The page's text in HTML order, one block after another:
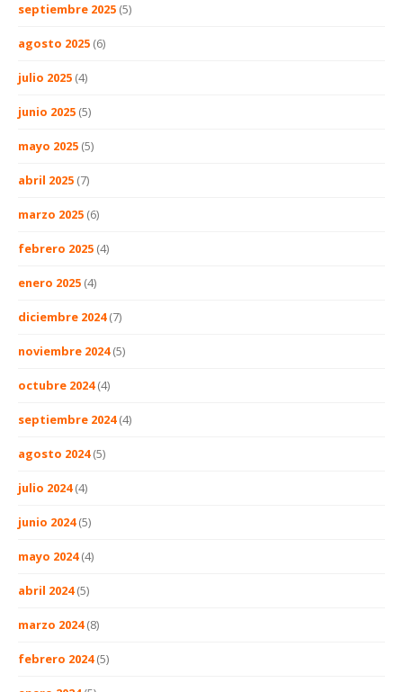
septiembre 2025 (5)
agosto 2025 (6)
julio 2025 (4)
junio 2025 (5)
mayo 2025 (5)
abril 2025 (7)
marzo 2025 (6)
febrero 2025 (4)
enero 2025 (4)
diciembre 2024(7)
noviembre 2024(5)
octubre 2024(4)
septiembre 2024(4)
agosto 2024(5)
julio 2024(4)
junio 2024(5)
mayo 2024(4)
abril 2024(5)
marzo 2024(8)
febrero 2024(5)